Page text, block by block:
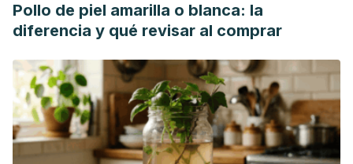
Pollo de piel amarilla o blanca: la
diferencia y qué revisar al comprar